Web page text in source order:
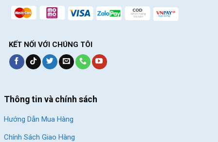
KẾT NỐI VỚI CHÚNG TÔI
Thông tin và chính sách
Hướng Dẫn Mua Hàng
Chính Sách Giao Hàng